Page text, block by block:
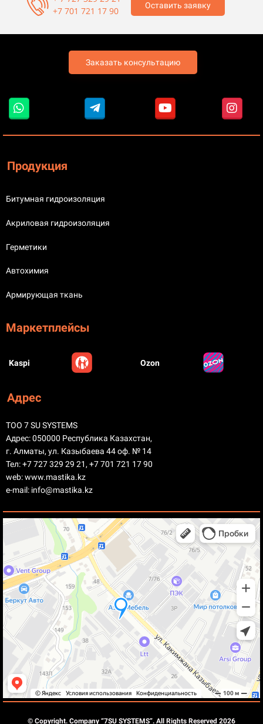
Оставить заявку
+7 701 721 17 90
Заказать консультацию
Продукция
Битумная гидроизоляция
Акриловая гидроизоляция
Герметики
Автохимия
Армирующая ткань
Маркетплейсы
Kaspi Ozon
Адрес
ТОО 7 SU SYSTEMS
Адрес: 050000 Республика Казахстан,
г. Алматы, ул. Казыбаева 44 оф. № 14
Тел: +7 727 329 29 21, +7 701 721 17 90
web: www.mastika.kz
e-mail: info@mastika.kz
© Copyright. Company “7SU SYSTEMS”. All Rights Reserved 2026